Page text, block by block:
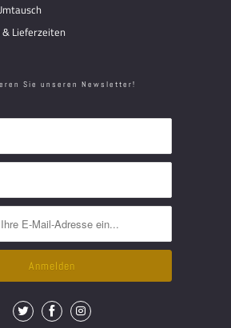
Lieferzeiten
Sie unseren Newsletter!